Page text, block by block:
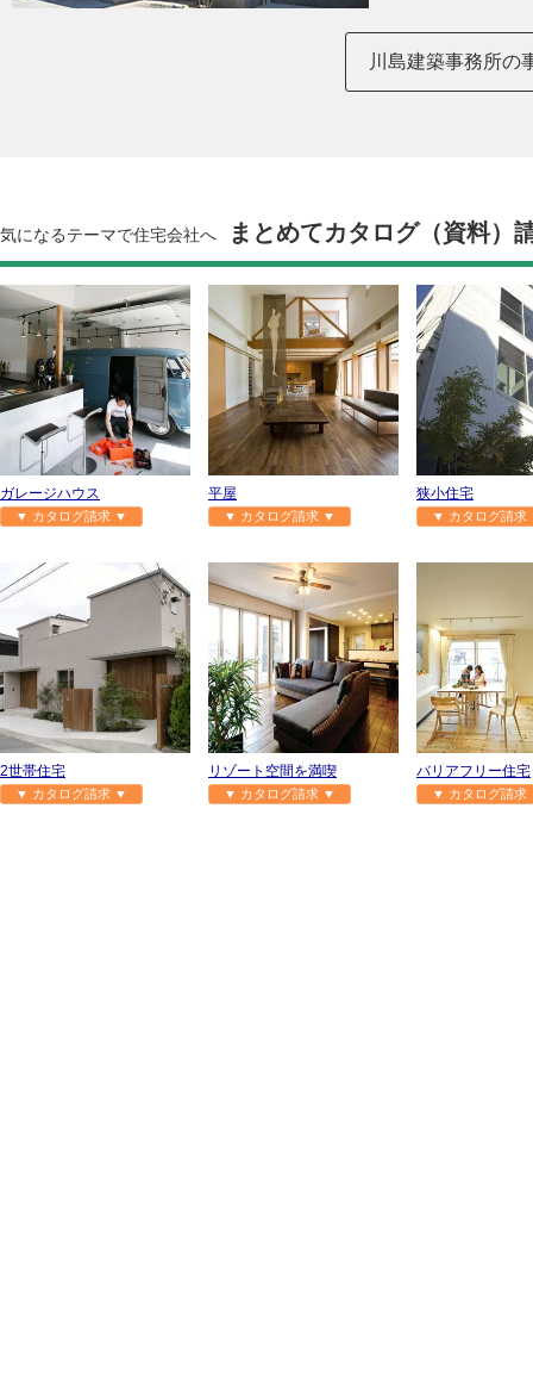
川島建築事務所の
気になるテーマで住宅会社へ まとめてカタログ（資料）
ガレージハウス
▼ カタログ請求 ▼
平屋
▼ カタログ請求 ▼
狭小住宅
▼ カタログ請
2世帯住宅
▼ カタログ請求 ▼
リゾート空間を満喫
▼ カタログ請求 ▼
バリアフリー住宅
▼ カタログ請